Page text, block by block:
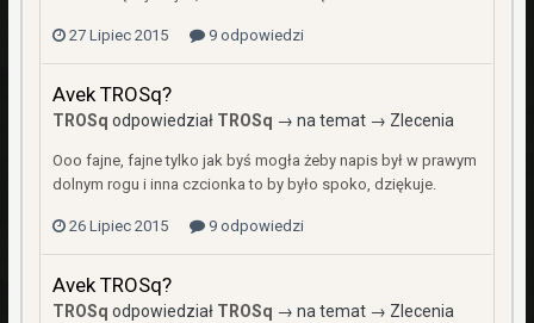
27 Lipiec 2015 9 odpowiedzi
Avek TROSq?
TROSq odpowiedział TROSq → na temat → Zlecenia
Ooo fajne, fajne tylko jak byś mogła żeby napis był w prawym
dolnym rogu i inna czcionka to by było spoko, dziękuje.
26 Lipiec 2015 9 odpowiedzi
Avek TROSq?
TROSq odpowiedział TROSq → na temat → Zlecenia